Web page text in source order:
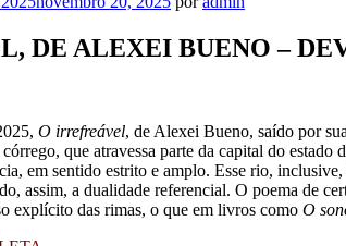
DE ALEXEI BUENO –
O irrefreável, de Alexei Bueno, saído por
que atravessa parte da capital do
em sentido estrito e amplo. Esse rio,
assim, a dualidade referencial. O poema de
explícito das rimas, o que em livros como O